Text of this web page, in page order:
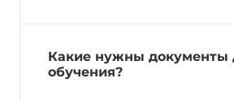
Какие нужны документы
обучения?